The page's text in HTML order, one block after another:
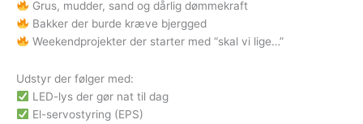
Grus, mudder, sand og dårlig dømmekraft
Bakker der burde kræve bjergged
Weekendprojekter der starter med “skal vi lige…”
Udstyr der følger med:
LED-lys der gør nat til dag
El-servostyring (EPS)